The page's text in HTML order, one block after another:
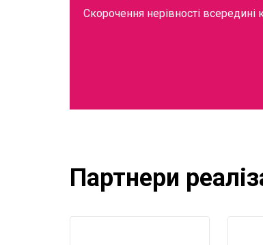
Скорочення нерівності всередині
Партнери